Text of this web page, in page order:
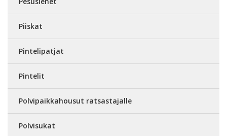
Piiskat
Pintelipatjat
Pintelit
Polvipaikkahousut ratsastajalle
Polvisukat